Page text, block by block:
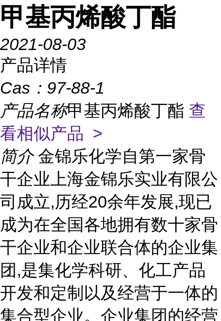
甲基丙烯酸丁酯
2021-08-03
产品详情
Cas： 97-88-1
产品名称甲基丙烯酸丁酯 查
看相似产品 >
简介 金锦乐化学自第一家骨
干企业上海金锦乐实业有限公
司成立,历经20余年发展,现已
成为在全国各地拥有数十家骨
干企业和企业联合体的企业集
团,是集化学科研、化工产品
开发和定制以及经营于一体的
集合型企业。企业集团的经营